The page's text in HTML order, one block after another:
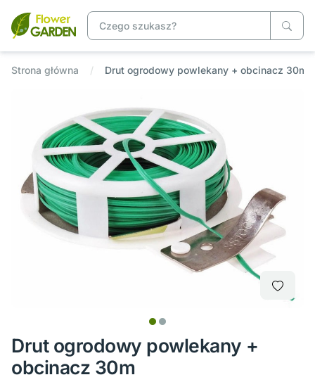
Strona główna Drut ogrodowy powlekany + obcinacz 30m
Drut ogrodowy powlekany +
obcinacz 30m